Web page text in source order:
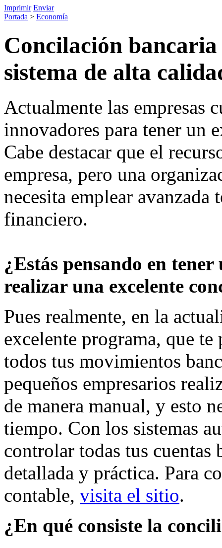
Imprimir Enviar
Portada > Economía
Concilación
sistema de alta
Actualmente las empresas
innovadores para tener un
Cabe destacar que el
empresa, pero una
necesita emplear
financiero.
¿Estás pensando en
realizar una excelente
Pues realmente, en la
excelente programa, que
todos tus movimientos
pequeños empresarios
de manera manual, y esto
tiempo. Con los sistemas
controlar todas tus cuentas
detallada y práctica. Para
contable, visita el sitio.
¿En qué consiste la